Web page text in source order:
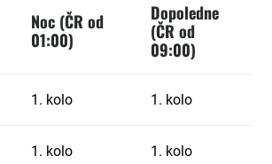
Noc (ČR od
01:00)
Dopoledne
(ČR od
09:00)
1. kolo 1. kolo
1. kolo 1. kolo